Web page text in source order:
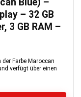
– 32 GB
3 GB RAM –
Farbe Maroccan
verfügt über einen